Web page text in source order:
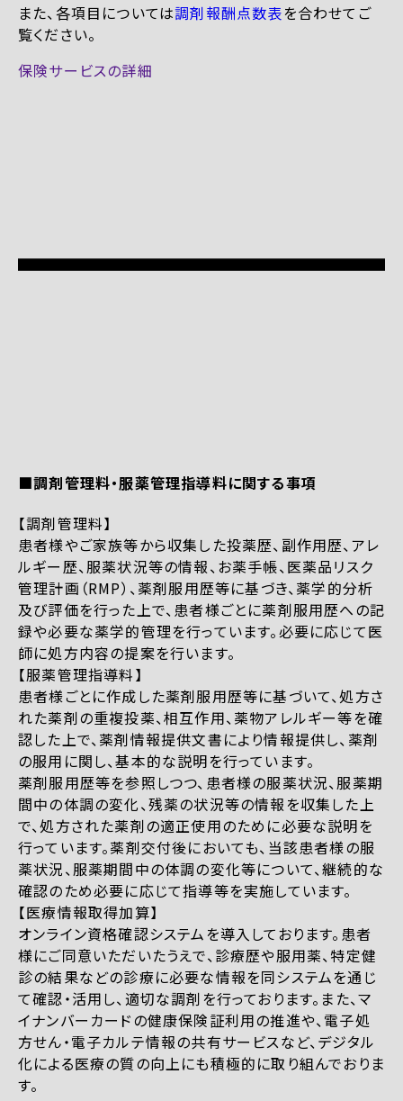
また、各項目については調剤報酬点数表を合わせてご
覧ください。
保険サービスの詳細
■調剤管理料・服薬管理指導料に関する事項
【調剤管理料】
患者様やご家族等から収集した投薬歴、副作用歴、アレ
ルギー歴、服薬状況等の情報、お薬手帳、医薬品リスク
管理計画（RMP）、薬剤服用歴等に基づき、薬学的分析
及び評価を行った上で、患者様ごとに薬剤服用歴への記
録や必要な薬学的管理を行っています。必要に応じて医
師に処方内容の提案を行います。
【服薬管理指導料】
患者様ごとに作成した薬剤服用歴等に基づいて、処方さ
れた薬剤の重複投薬、相互作用、薬物アレルギー等を確
認した上で、薬剤情報提供文書により情報提供し、薬剤
の服用に関し、基本的な説明を行っています。
薬剤服用歴等を参照しつつ、患者様の服薬状況、服薬期
間中の体調の変化、残薬の状況等の情報を収集した上
で、処方された薬剤の適正使用のために必要な説明を
行っています。薬剤交付後においても、当該患者様の服
薬状況、服薬期間中の体調の変化等について、継続的な
確認のため必要に応じて指導等を実施しています。
【医療情報取得加算】
オンライン資格確認システムを導入しております。患者
様にご同意いただいたうえで、診療歴や服用薬、特定健
診の結果などの診療に必要な情報を同システムを通じ
て確認・活用し、適切な調剤を行っております。また、マ
イナンバーカードの健康保険証利用の推進や、電子処
方せん・電子カルテ情報の共有サービスなど、デジタル
化による医療の質の向上にも積極的に取り組んでおりま
す。